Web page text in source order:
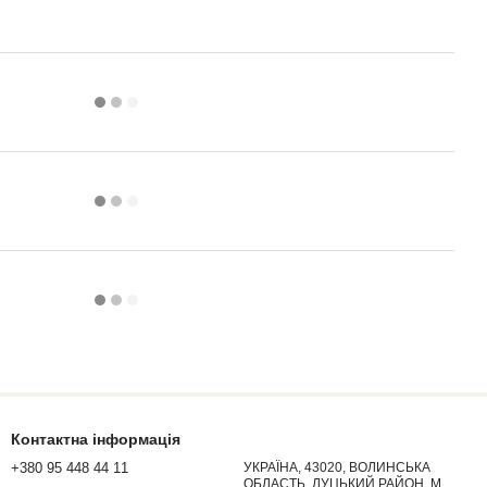
Контактна інформація
+380 95 448 44 11
УКРАЇНА, 43020, ВОЛИНСЬКА
ОБЛАСТЬ, ЛУЦЬКИЙ РАЙОН, М.